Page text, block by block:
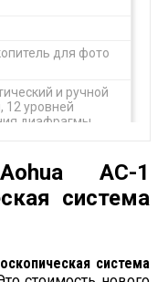
для фото
и ручной
уровней
диафрагмы
и ручной,
19” HD
AC-1
система
система